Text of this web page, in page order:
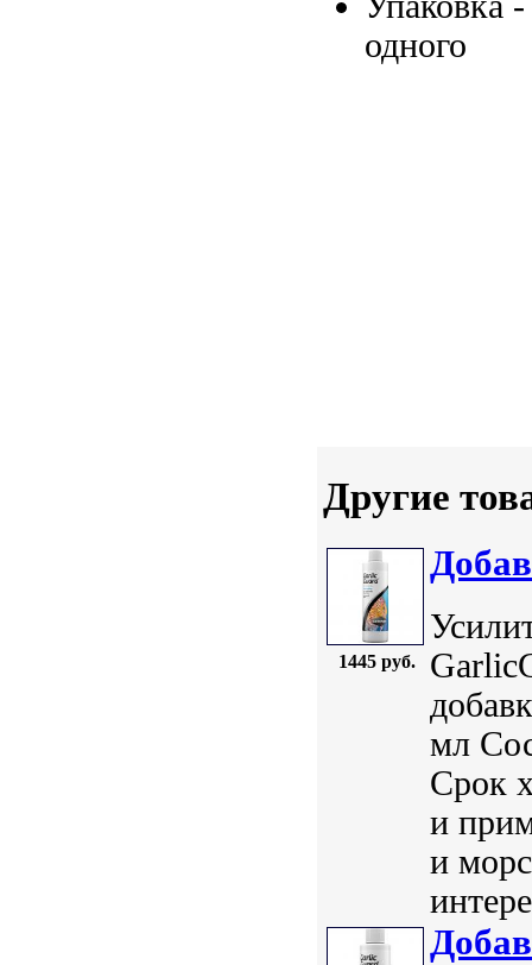
одного
Другие
1445 руб.
мл
Срок
и
и